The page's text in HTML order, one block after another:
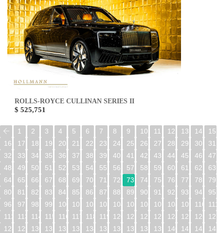
ROLLS-ROYCE CULLINAN SERIES II
$ 525,751
1 2 3 4 5 6 7 8 9 10 11 12 13 14
15
16
17 18 19 20 21 22 23 24 25 26 27 28 29 30
31
32
33 34 35 36 37 38 39 40 41 42 43 44 45 46
47
48
49 50 51 52 53 54 55 56 57 58 59 60 61 62
63
64
65 66 67 68 69 70 71 72 73 74 75 76 77 78
79
80
81 82 83 84 85 86 87 88 89 90 91 92 93 94
95
96
97 98 99 100 101 102 103 104 105 106 107 108 109 110
112
113 114 115 116 117 118 119 120 121 122 123 124 125 126
128
129 130 131 132 133 134 135 136 137 138 139 140 141 142